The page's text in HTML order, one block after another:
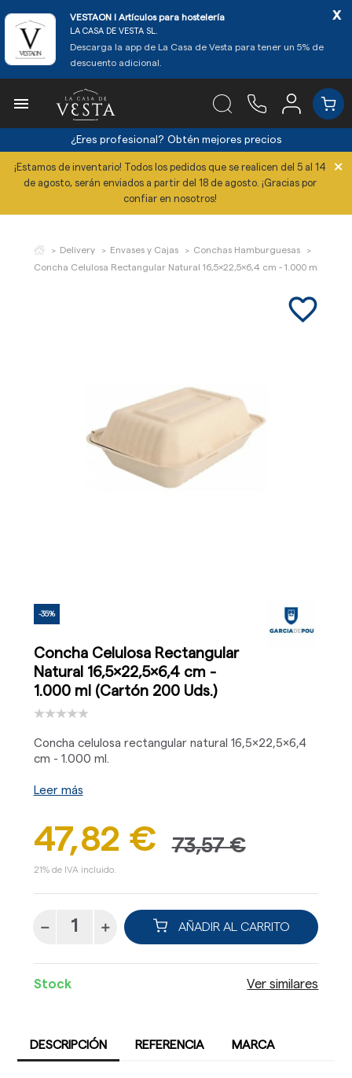
VESTAON l Artículos para hostelería
LA CASA DE VESTA SL.
Descarga la app de La Casa de Vesta para tener un 5% de
descuento adicional.
x

¿Eres profesional? Obtén mejores precios
¡Estamos de inventario! Todos los pedidos que se realicen del 5 al 14
de agosto, serán enviados a partir del 18 de agosto. ¡Gracias por
confiar en nosotros!
×
Delivery Envases y Cajas
Conchas Hamburguesas
Concha Celulosa Rectangular Natural 16,5x22,5x6,4 cm - 1.000 ml
favorite_border
-35%
Concha Celulosa Rectangular
Natural 16,5x22,5x6,4 cm -
1.000 ml (Cartón 200 Uds.)
Concha celulosa rectangular natural 16,5x22,5x6,4
cm - 1.000 ml.
Leer más
47,82 € 73,57 €
21% de IVA incluido.
AÑADIR AL CARRITO
Stock Ver similares
DESCRIPCIÓN REFERENCIA MARCA